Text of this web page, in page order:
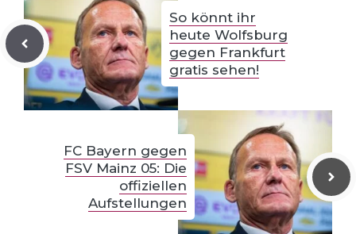
So könnt ihr
heute Wolfsburg
gegen Frankfurt
gratis sehen!
FC Bayern gegen
FSV Mainz 05: Die
offiziellen
Aufstellungen